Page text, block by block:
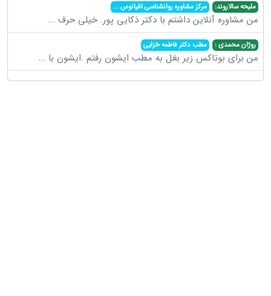
ملیحه سالاروند: مرکز مشاوره روانشناسی اقیانوس...
من مشاوره آنلاین داشتم با دکتر ذکایی پور. خیلی حرف ...
روژان محمدی : مطب دکتر فاطمه خزایی
من برای بوتاکس زیر بغل به مطب ایشون رفتم .ایشون با ...